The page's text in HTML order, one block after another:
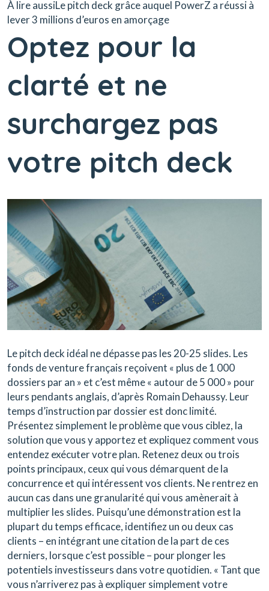
À lire aussiLe pitch deck grâce auquel PowerZ a réussi à
lever 3 millions d’euros en amorçage
Optez pour la
clarté et ne
surchargez pas
votre pitch deck
Le pitch deck idéal ne dépasse pas les 20-25 slides. Les
fonds de venture français reçoivent « plus de 1 000
dossiers par an » et c’est même « autour de 5 000 » pour
leurs pendants anglais, d’après Romain Dehaussy. Leur
temps d’instruction par dossier est donc limité.
Présentez simplement le problème que vous ciblez, la
solution que vous y apportez et expliquez comment vous
entendez exécuter votre plan. Retenez deux ou trois
points principaux, ceux qui vous démarquent de la
concurrence et qui intéressent vos clients. Ne rentrez en
aucun cas dans une granularité qui vous amènerait à
multiplier les slides. Puisqu’une démonstration est la
plupart du temps efficace, identifiez un ou deux cas
clients – en intégrant une citation de la part de ces
derniers, lorsque c’est possible – pour plonger les
potentiels investisseurs dans votre quotidien. « Tant que
vous n’arriverez pas à expliquer simplement votre